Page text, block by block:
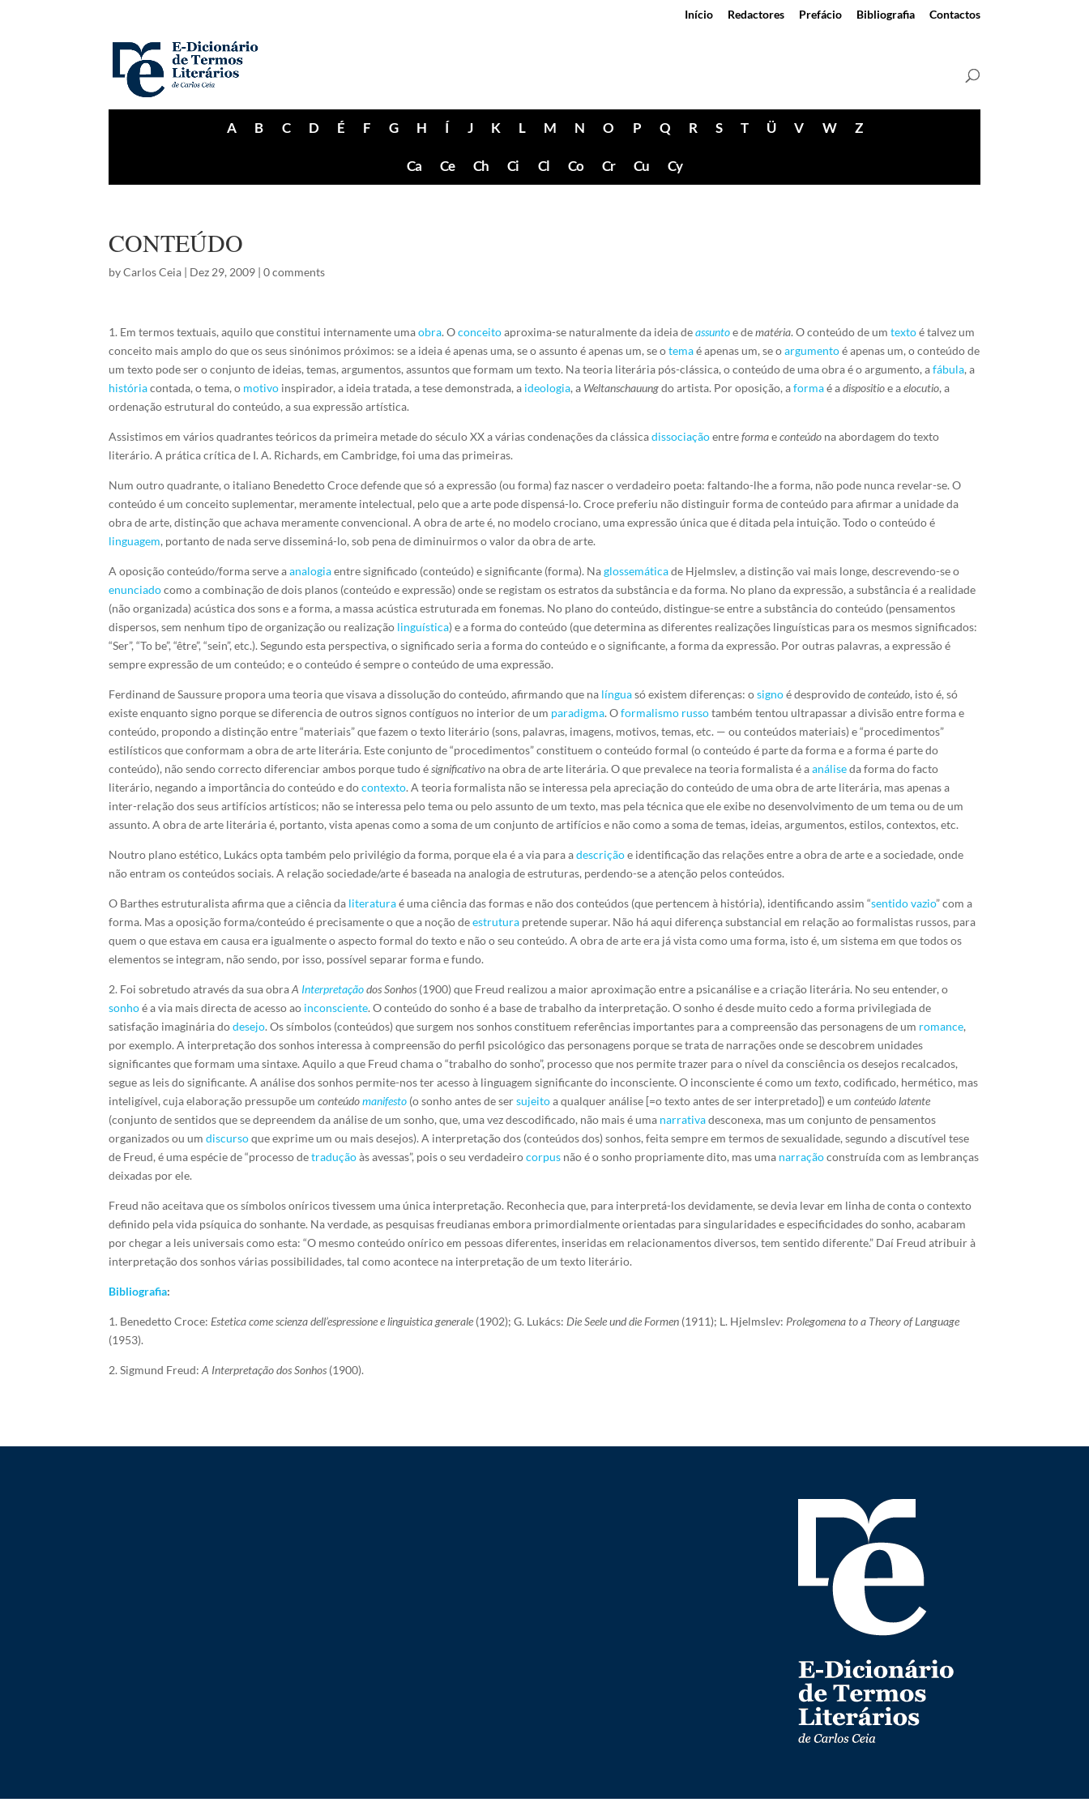
Início Redactores Prefácio Bibliografia Contactos
A B C D É F G H Í J K L M N O P Q R S T Ü V W Z
Ca Ce Ch Ci Cl Co Cr Cu Cy
CONTEÚDO
byCarlos Ceia | Dez 29, 2009 |0 comments
1. Em termos textuais, aquilo que constitui internamente umaobra. Oconceitoaproxima-se naturalmente da ideia deassunto e dematéria. O conteúdo de umtextoé talvez um
conceito mais amplo do que os seus sinónimos próximos: se a ideia é apenas uma, se o assunto é apenas um, se otemaé apenas um, se oargumentoé apenas um, o conteúdo de
um texto pode ser o conjunto de ideias, temas, argumentos, assuntos que formam um texto. Na teoria literária pós-clássica, o conteúdo de uma obra é o argumento, afábula, a
históriacontada, o tema, o motivo inspirador, a ideia tratada, a tese demonstrada, a ideologia, a Weltanschauungdo artista. Por oposição, aformaé adispositioe aelocutio, a
ordenação estrutural do conteúdo, a sua expressão artística.
Assistimos em vários quadrantes teóricos da primeira metade do século XX a várias condenações da clássicadissociaçãoentreformaeconteúdo na abordagem do texto
literário. A prática crítica de I. A. Richards, em Cambridge, foi uma das primeiras.
Num outro quadrante, o italiano Benedetto Croce defende que só a expressão (ou forma) faz nascer o verdadeiro poeta: faltando-lhe a forma, não pode nunca revelar-se. O
conteúdo é um conceito suplementar, meramente intelectual, pelo que a arte pode dispensá-lo. Croce preferiu não distinguir forma de conteúdo para afirmar a unidade da
obra de arte, distinção que achava meramente convencional. A obra de arte é, no modelo crociano, uma expressão única que é ditada pela intuição. Todo o conteúdo é
linguagem, portanto de nada serve disseminá-lo, sob pena de diminuirmos o valor da obra de arte.
A oposição conteúdo/forma serve aanalogiaentre significado (conteúdo) e significante (forma). Naglossemáticade Hjelmslev, a distinção vai mais longe, descrevendo-se o
enunciadocomo a combinação de dois planos (conteúdo e expressão) onde se registam os estratos da substância e da forma. No plano da expressão, a substância é a realidade
(não organizada) acústica dos sons e a forma, a massa acústica estruturada em fonemas. No plano do conteúdo, distingue-se entre a substância do conteúdo (pensamentos
dispersos, sem nenhum tipo de organização ou realização linguística) e a forma do conteúdo (que determina as diferentes realizações linguísticas para os mesmos significados:
“Ser”, “To be”, “être”, “sein”, etc.). Segundo esta perspectiva, o significado seria a forma do conteúdo e o significante, a forma da expressão. Por outras palavras, a expressão é
sempre expressão de um conteúdo; e o conteúdo é sempre o conteúdo de uma expressão.
Ferdinand de Saussure propora uma teoria que visava a dissolução do conteúdo, afirmando que na línguasó existem diferenças: osignoé desprovido deconteúdo, isto é, só
existe enquanto signo porque se diferencia de outros signos contíguos no interior de um paradigma. Oformalismo russotambém tentou ultrapassar a divisão entre forma e
conteúdo, propondo a distinção entre “materiais” que fazem o texto literário (sons, palavras, imagens, motivos, temas, etc. — ou conteúdos materiais) e “procedimentos”
estilísticos que conformam a obra de arte literária. Este conjunto de “procedimentos” constituem o conteúdo formal (o conteúdo é parte da forma e a forma é parte do
conteúdo), não sendo correcto diferenciar ambos porque tudo ésignificativo na obra de arte literária. O que prevalece na teoria formalista é aanáliseda forma do facto
literário, negando a importância do conteúdo e docontexto. A teoria formalista não se interessa pela apreciação do conteúdo de uma obra de arte literária, mas apenas a
inter-relação dos seus artifícios artísticos; não se interessa pelo tema ou pelo assunto de um texto, mas pela técnica que ele exibe no desenvolvimento de um tema ou de um
assunto. A obra de arte literária é, portanto, vista apenas como a soma de um conjunto de artifícios e não como a soma de temas, ideias, argumentos, estilos, contextos, etc.
Noutro plano estético, Lukács opta também pelo privilégio da forma, porque ela é a via para adescriçãoe identificação das relações entre a obra de arte e a sociedade, onde
não entram os conteúdos sociais. A relação sociedade/arte é baseada na analogia de estruturas, perdendo-se a atenção pelos conteúdos.
O Barthes estruturalista afirma que a ciência da literaturaé uma ciência das formas e não dos conteúdos (que pertencem à história), identificando assim “sentido vazio” com a
forma. Mas a oposição forma/conteúdo é precisamente o que a noção deestrutura pretende superar. Não há aqui diferença substancial em relação ao formalistas russos, para
quem o que estava em causa era igualmente o aspecto formal do texto e não o seu conteúdo. A obra de arte era já vista como uma forma, isto é, um sistema em que todos os
elementos se integram, não sendo, por isso, possível separar forma e fundo.
2. Foi sobretudo através da sua obraA Interpretaçãodos Sonhos (1900) que Freud realizou a maior aproximação entre a psicanálise e a criação literária. No seu entender, o
sonhoé a via mais directa de acesso ao inconsciente. O conteúdo do sonho é a base de trabalho da interpretação. O sonho é desde muito cedo a forma privilegiada de
satisfação imaginária dodesejo. Os símbolos (conteúdos) que surgem nos sonhos constituem referências importantes para a compreensão das personagens de um romance,
por exemplo. A interpretação dos sonhos interessa à compreensão do perfil psicológico das personagens porque se trata de narrações onde se descobrem unidades
significantes que formam uma sintaxe. Aquilo a que Freud chama o “trabalho do sonho”, processo que nos permite trazer para o nível da consciência os desejos recalcados,
segue as leis do significante. A análise dos sonhos permite-nos ter acesso à linguagem significante do inconsciente. O inconsciente é como umtexto, codificado, hermético, mas
inteligível, cuja elaboração pressupõe umconteúdomanifesto (o sonho antes de sersujeitoa qualquer análise [=o texto antes de ser interpretado]) e umconteúdo latente
(conjunto de sentidos que se depreendem da análise de um sonho, que, uma vez descodificado, não mais é uma narrativadesconexa, mas um conjunto de pensamentos
organizados ou umdiscursoque exprime um ou mais desejos). A interpretação dos (conteúdos dos) sonhos, feita sempre em termos de sexualidade, segundo a discutível tese
de Freud, é uma espécie de “processo detraduçãoàs avessas”, pois o seu verdadeirocorpus não é o sonho propriamente dito, mas uma narraçãoconstruída com as lembranças
deixadas por ele.
Freud não aceitava que os símbolos oníricos tivessem uma única interpretação. Reconhecia que, para interpretá-los devidamente, se devia levar em linha de conta o contexto
definido pela vida psíquica do sonhante. Na verdade, as pesquisas freudianas embora primordialmente orientadas para singularidades e especificidades do sonho, acabaram
por chegar a leis universais como esta: “O mesmo conteúdo onírico em pessoas diferentes, inseridas em relacionamentos diversos, tem sentido diferente.” Daí Freud atribuir à
interpretação dos sonhos várias possibilidades, tal como acontece na interpretação de um texto literário.
Bibliografia:
1. Benedetto Croce: Estetica come scienza dell’espressione e linguistica generale (1902); G. Lukács: Die Seele und die Formen (1911); L. Hjelmslev: Prolegomena to a Theory of Language
(1953).
2. Sigmund Freud:A Interpretação dos Sonhos (1900).